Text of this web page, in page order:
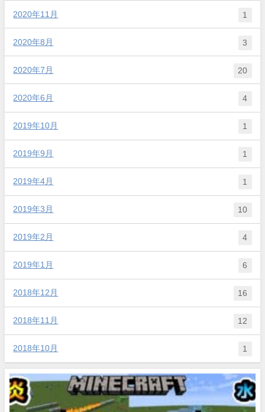
2020年11月 1
2020年8月 3
2020年7月 20
2020年6月 4
2019年10月 1
2019年9月 1
2019年4月 1
2019年3月 10
2019年2月 4
2019年1月 6
2018年12月 16
2018年11月 12
2018年10月 1